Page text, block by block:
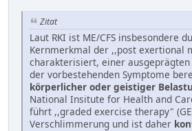
Zitat
Laut RKI ist ME/CFS insbesondere
Kernmerkmal der ,,post exertional
charakterisiert, einer
der vorbestehenden Symptome
körperlicher oder geistiger
National Insitute for Health and
führt ,,graded exercise therapy"
Verschlimmerung und ist daher